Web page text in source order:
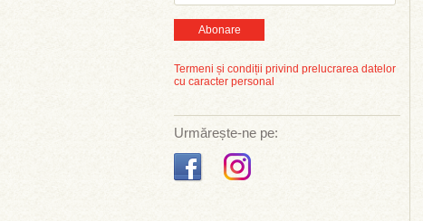
Abonare
Termeni și condiții privind prelucrarea datelor
cu caracter personal
Urmărește-ne pe: